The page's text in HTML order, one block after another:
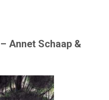
Annet Schaap &